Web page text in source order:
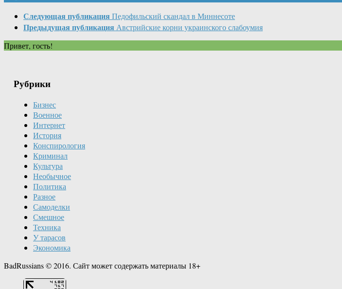
Следующая публикация Педофильский скандал в Миннесоте
Предыдущая публикация Австрийские корни украинского слабоумия
Привет, гость!
Рубрики
Бизнес
Военное
Интернет
История
Конспирология
Криминал
Культура
Необычное
Политика
Разное
Самоделки
Смешное
Техника
У тарасов
Экономика
BadRussians © 2016. Сайт может содержать материалы 18+